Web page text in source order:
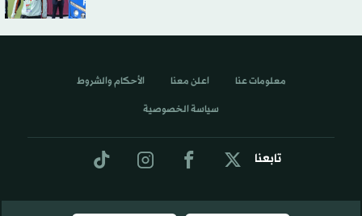
تابعنا
معلومات عنا اعلن معنا الأحكام والشروط
سياسة الخصوصية